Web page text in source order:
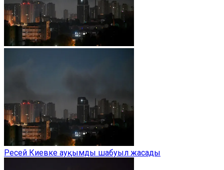
Ресей Киевке ауқымды шабуыл жасады